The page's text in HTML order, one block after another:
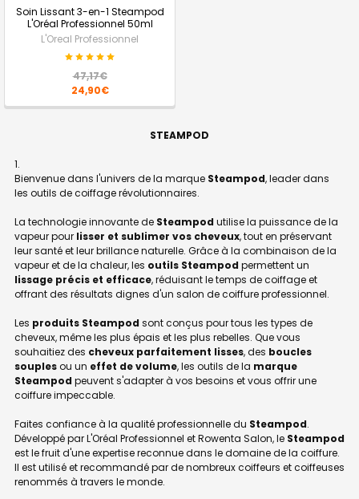
Soin Lissant 3-en-1 Steampod
L'Oréal Professionnel 50ml
L'Oreal Professionnel
47,17€
24,90€
STEAMPOD
Bienvenue dans l'univers de la marque Steampod, leader dans
les outils de coiffage révolutionnaires.
La technologie innovante de Steampod utilise la puissance de la
vapeur pour lisser et sublimer vos cheveux, tout en préservant
leur santé et leur brillance naturelle. Grâce à la combinaison de la
vapeur et de la chaleur, les outils Steampod permettent un
lissage précis et efficace, réduisant le temps de coiffage et
offrant des résultats dignes d'un salon de coiffure professionnel.
Les produits Steampod sont conçus pour tous les types de
cheveux, même les plus épais et les plus rebelles. Que vous
souhaitiez des cheveux parfaitement lisses, des boucles
souplesou un effet de volume, les outils de la marque
Steampod peuvent s'adapter à vos besoins et vous offrir une
coiffure impeccable.
Faites confiance à la qualité professionnelle du Steampod.
Développé par L'Oréal Professionnel et Rowenta Salon, le Steampod
est le fruit d'une expertise reconnue dans le domaine de la coiffure.
Il est utilisé et recommandé par de nombreux coiffeurs et coiffeuses
renommés à travers le monde.